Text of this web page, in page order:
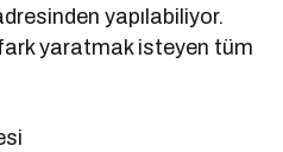
yapılabiliyor.
yaratmak isteyen tüm